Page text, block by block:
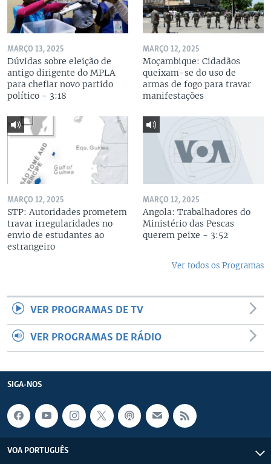
MARÇO 13, 2025
Dúvidas sobre eleição de
antigo dirigente do MPLA
para chefiar novo partido
político - 3:18
MARÇO 12, 2025
Moçambique: Cidadãos
queixam-se do uso de
armas de fogo para travar
manifestações
MARÇO 12, 2025
STP: Autoridades prometem
travar irregularidades no
envio de estudantes ao
estrangeiro
MARÇO 12, 2025
Angola: Trabalhadores do
Ministério das Pescas
querem peixe - 3:52
Ver todos os Programas
VER PROGRAMAS DE TV
VER PROGRAMAS DE RÁDIO
SIGA-NOS
VOA PORTUGUÊS